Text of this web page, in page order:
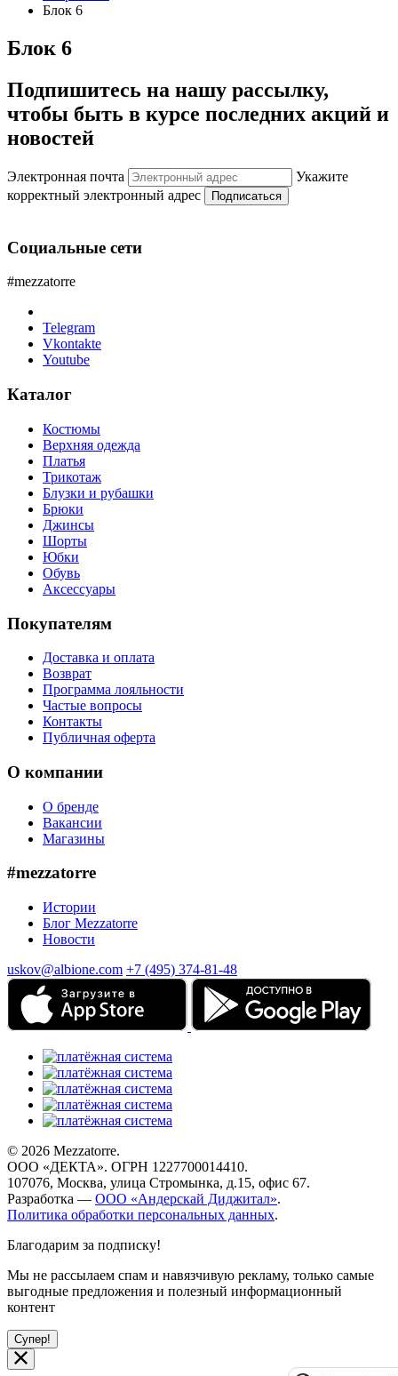
Блок 6
Блок 6
Подпишитесь на нашу рассылку,
чтобы быть в курсе последних акций и
новостей
Электронная почта
Укажите
корректный электронный адрес
Подписаться
Социальные сети
#mezzatorre
Telegram
Vkontakte
Youtube
Каталог
Костюмы
Верхняя одежда
Платья
Трикотаж
Блузки и рубашки
Брюки
Джинсы
Шорты
Юбки
Обувь
Аксессуары
Покупателям
Доставка и оплата
Возврат
Программа лояльности
Частые вопросы
Контакты
Публичная оферта
О компании
О бренде
Вакансии
Магазины
#mezzatorre
Истории
Блог Mezzatorre
Новости
uskov@albione.com +7 (495) 374-81-48
© 2026 Mezzatorre.
ООО «ДЕКТА». ОГРН 1227700014410.
107076, Москва, улица Стромынка, д.15, офис 67.
Разработка — ООО «Андерскай Диджитал».
Политика обработки персональных данных.
Благодарим за подписку!
Мы не рассылаем спам и навязчивую рекламу, только самые
выгодные предложения и полезный информационный
контент
Супер!